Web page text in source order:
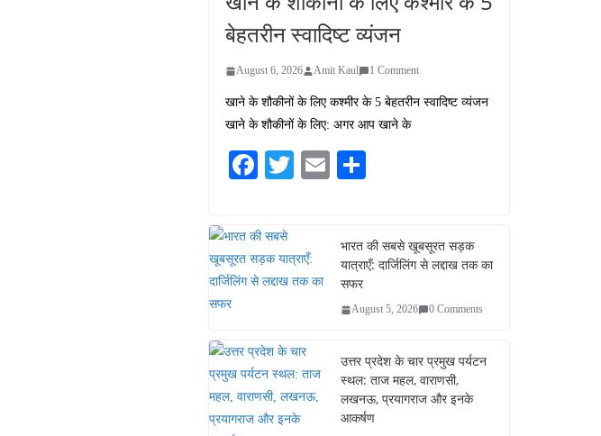
बेहतरीन स्वादिष्ट व्यंजन
August 6, 2026 Amit Kaul 1 Comment
खाने के शौकीनों के लिए कश्मीर के 5 बेहतरीन स्वादिष्ट व्यंजन
खाने के शौकीनों के लिए: अगर आप खाने के
Fa
bo
ok
T
r
E
भारत की सबसे खूबसूरत सड़क
यात्राएँ: दार्जिलिंग से लद्दाख तक का
सफर
August 5, 2026 0 Comments
उत्तर प्रदेश के चार प्रमुख पर्यटन
स्थल: ताज महल, वाराणसी,
लखनऊ, प्रयागराज और इनके
आकर्षण